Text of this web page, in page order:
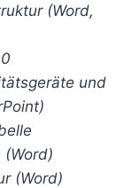
(Word,
und
(Word)